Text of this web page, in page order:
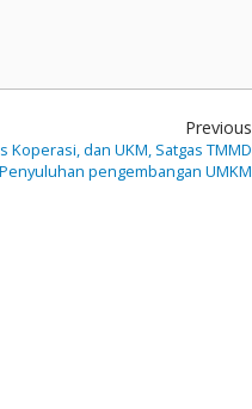
Previous
Koperasi, dan UKM, Satgas TMMD
pengembangan UMKM